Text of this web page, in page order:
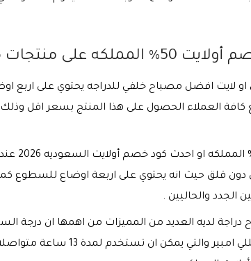
مصابيح الدراجة
او لايت افضل مصباح خلفي للدراجه يحتوي على
قلق حيث انه يحتوي على اربعة اوضاع للسطوع
الجدد والحاليين .
والتي تصل قدرتها إلى